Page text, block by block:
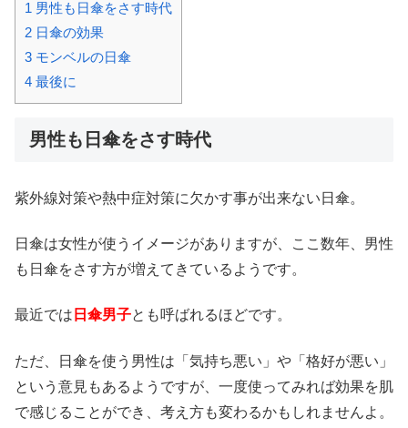
1 男性も日傘をさす時代
2 日傘の効果
3 モンベルの日傘
4 最後に
男性も日傘をさす時代
紫外線対策や熱中症対策に欠かす事が出来ない日傘。
日傘は女性が使うイメージがありますが、ここ数年、男性
も日傘をさす方が増えてきているようです。
最近では 日傘男子とも呼ばれるほどです。
ただ、日傘を使う男性は「気持ち悪い」や「格好が悪い」
という意見もあるようですが、一度使ってみれば効果を肌
で感じることができ、考え方も変わるかもしれませんよ。